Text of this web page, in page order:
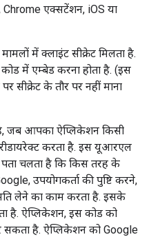
Chrome एक्सटेंशन, iOS या
में क्लाइंट सीक्रेट मिलता है.
में एम्बेड करना होता है. (इस
सीक्रेट के तौर पर नहीं माना
जब आपका ऐप्लिकेशन किसी
करता है. इस यूआरएल
पता चलता है कि किस तरह के
उपयोगकर्ता की पुष्टि करने,
लेने का काम करता है. इसके
है. ऐप्लिकेशन, इस कोड को
है. ऐप्लिकेशन को Google